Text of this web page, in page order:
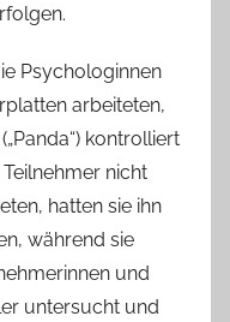
Psychologinnen
arbeiteten,
kontrolliert
nicht
hatten sie ihn
während sie
und
untersucht und